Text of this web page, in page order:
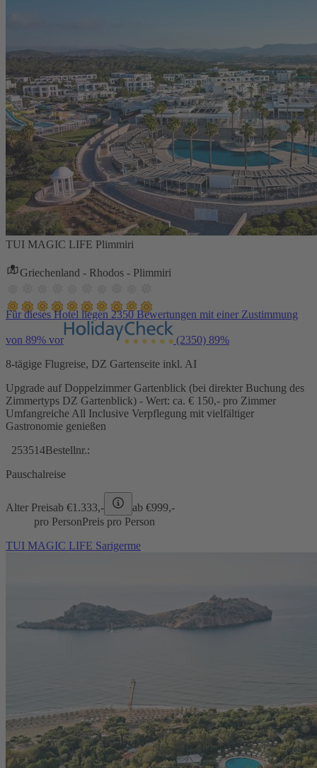
TUI MAGIC LIFE Plimmiri
Griechenland - Rhodos - Plimmiri
Für dieses Hotel liegen 2350 Bewertungen mit einer Zustimmung
von 89% vor (2350) 89%
8-tägige Flugreise, DZ Gartenseite inkl. AI
Upgrade auf Doppelzimmer Gartenblick (bei direkter Buchung des
Zimmertyps DZ Gartenblick) - Wert: ca. € 150,- pro Zimmer
Umfangreiche All Inclusive Verpflegung mit vielfältiger
Gastronomie genießen
253514Bestellnr.:
Pauschalreise
Alter Preisab €1.333,- ab €999,-
pro PersonPreis pro Person
TUI MAGIC LIFE Sarigerme